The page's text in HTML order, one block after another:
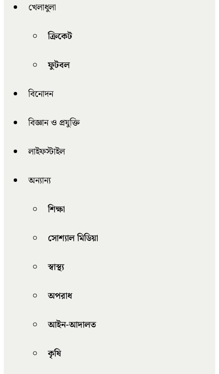
খেলাধুলা
ক্রিকেট
ফুটবল
বিনোদন
বিজ্ঞান ও প্রযুক্তি
লাইফস্টাইল
অন্যান্য
শিক্ষা
সোশ্যাল মিডিয়া
স্বাস্থ্য
অপরাধ
আইন-আদালত
কৃষি